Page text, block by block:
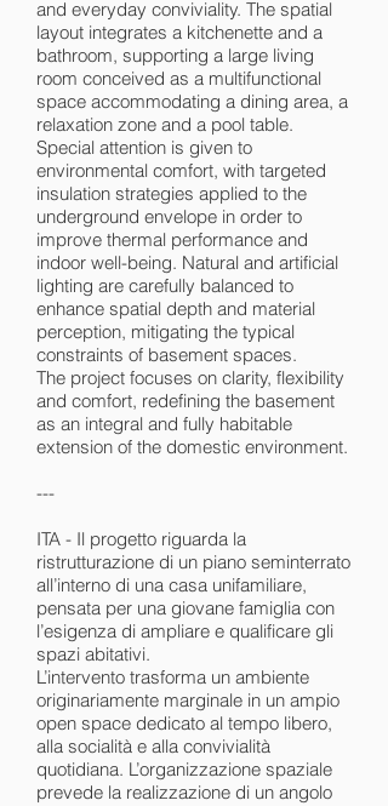
and everyday conviviality. The spatial
layout integrates a kitchenette and a
bathroom, supporting a large living
room conceived as a multifunctional
space accommodating a dining area, a
relaxation zone and a pool table.
Special attention is given to
environmental comfort, with targeted
insulation strategies applied to the
underground envelope in order to
improve thermal performance and
indoor well-being. Natural and artificial
lighting are carefully balanced to
enhance spatial depth and material
perception, mitigating the typical
constraints of basement spaces.
The project focuses on clarity, flexibility
and comfort, redefining the basement
as an integral and fully habitable
extension of the domestic environment.
---
ITA - Il progetto riguarda la
ristrutturazione di un piano seminterrato
all’interno di una casa unifamiliare,
pensata per una giovane famiglia con
l’esigenza di ampliare e qualificare gli
spazi abitativi.
L’intervento trasforma un ambiente
originariamente marginale in un ampio
open space dedicato al tempo libero,
alla socialità e alla convivialità
quotidiana. L’organizzazione spaziale
prevede la realizzazione di un angolo